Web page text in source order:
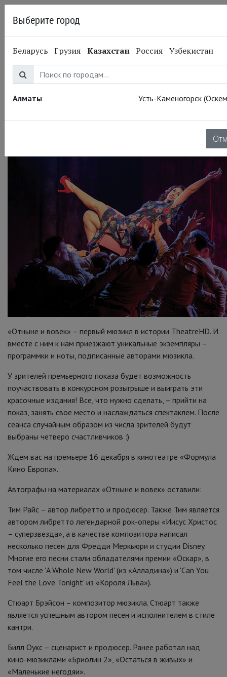
09.12.2014
Отныне и вовек.
Конкурс 16 декабря
«Отныне и вовек» – первый мюзикл в истории TheatreHD. И
вместе с ним к нам приезжают уникальные экземпляры –
программки и ноты, подписанные авторами мюзикла.
У зрителей премьерного показа будет возможность
поучаствовать в конкурсном розыгрыше и выиграть эти
красочные издания! Все, что нужно сделать, – прийти на
показ, занять свое место и наслаждаться спектаклем. После
сеанса случайным образом из числа зрителей будут
выбраны четверо счастливчиков :)
Ждем вас на премьере 16 декабря в кинотеатре «Формула
Кино Европа».
Автографы на материалах «Отныне и вовек» оставили:
Тим Райс – автор либретто и продюсер. Также Тим является
автором либретто легендарной рок-оперы «Иисус Христос
– суперзвезда», а в качестве композитора написал
несколько песен для Фредди Меркьюри и студии Disney.
Многие его песни стали обладателями премии «Оскар», в
том числе 'A Whole New World' (из «Алладина») и 'Can You
Feel the Love Tonight' из «Короля Льва»).
Стюарт Брэйсон – композитор мюзикла. Стюарт также
является успешным автором песен и исполнителем в стиле
кантри.
Билл Оукс – сценарист и продюсер. Ранее работал над
кино-мюзиклами «Бриолин 2», «Остаться в живых» и
«Маленькие негодяи».
Выберите город
Беларусь Грузия Казахстан Россия Узбекистан
Алматы Усть-Каменогорск